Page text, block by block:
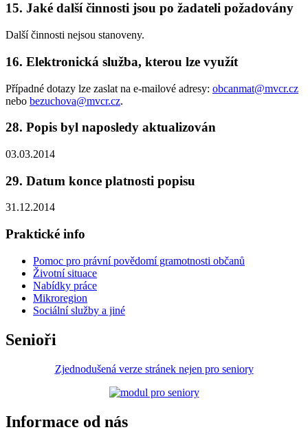
15. Jaké další činnosti jsou po žadateli požadovány
Další činnosti nejsou stanoveny.
16. Elektronická služba, kterou lze využít
Případné dotazy lze zaslat na e-mailové adresy: obcanmat@mvcr.cz
nebo bezuchova@mvcr.cz.
28. Popis byl naposledy aktualizován
03.03.2014
29. Datum konce platnosti popisu
31.12.2014
Praktické info
Pomoc pro právní povědomí gramotnosti občanů
Životní situace
Nabídky práce
Mikroregion
Sociální služby a jiné
Senioři
Zjednodušená verze stránek nejen pro seniory
Informace od nás